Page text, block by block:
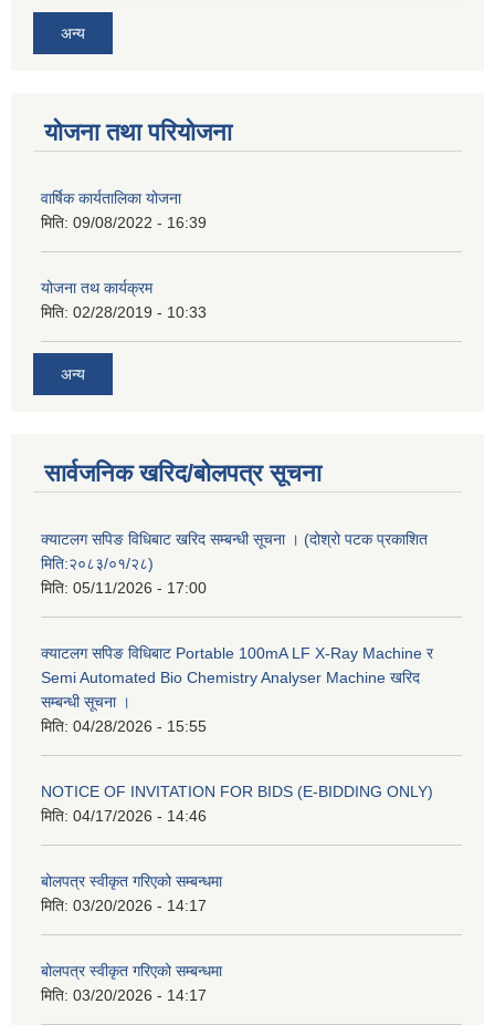
अन्य
योजना तथा परियोजना
वार्षिक कार्यतालिका योजना
मिति: 09/08/2022 - 16:39
योजना तथ कार्यक्रम
मिति: 02/28/2019 - 10:33
अन्य
सार्वजनिक खरिद/बोलपत्र सूचना
क्याटलग सपिङ विधिबाट खरिद सम्बन्धी सूचना । (दोश्रो पटक प्रकाशित
मिति:२०८३/०१/२८)
मिति: 05/11/2026 - 17:00
क्याटलग सपिङ विधिबाट Portable 100mA LF X-Ray Machine र
Semi Automated Bio Chemistry Analyser Machine खरिद
सम्बन्धी सूचना ।
मिति: 04/28/2026 - 15:55
NOTICE OF INVITATION FOR BIDS (E-BIDDING ONLY)
मिति: 04/17/2026 - 14:46
बोलपत्र स्वीकृत गरिएको सम्बन्धमा
मिति: 03/20/2026 - 14:17
बोलपत्र स्वीकृत गरिएको सम्बन्धमा
मिति: 03/20/2026 - 14:17